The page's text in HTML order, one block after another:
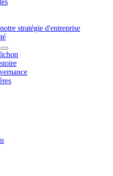
stratégie d'entreprise